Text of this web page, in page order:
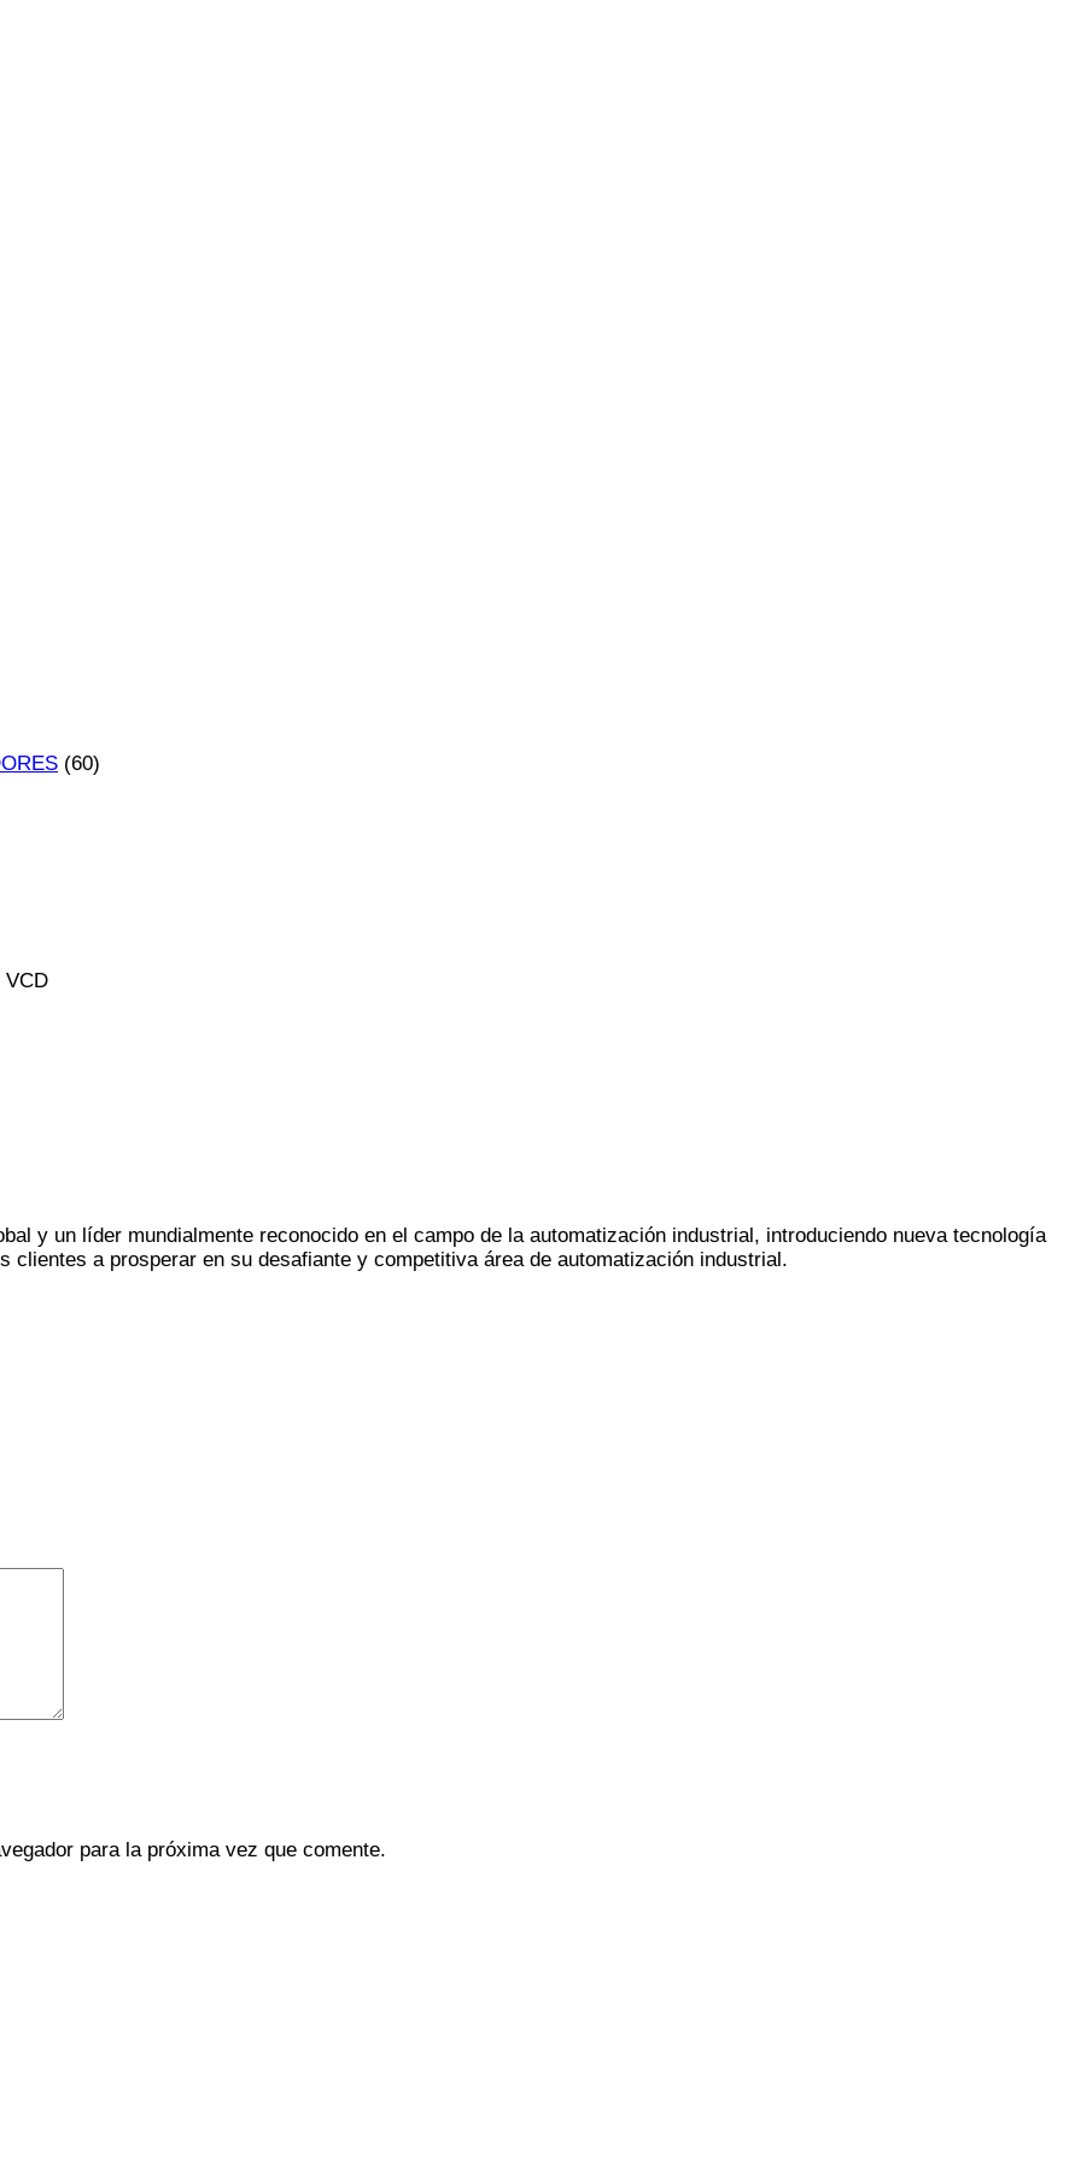
(60)
VCD
y un líder mundialmente reconocido en el campo de la automatización industrial, introduciendo nueva tecnología
a prosperar en su desafiante y competitiva área de automatización industrial.
para la próxima vez que comente.